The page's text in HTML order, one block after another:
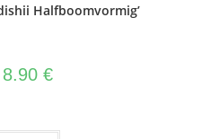
Halfboomvormig’
8.90 €